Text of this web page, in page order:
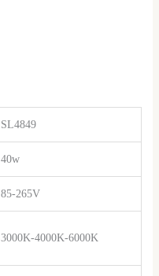
SL4849
40w
85-265V
3000K-4000K-6000K